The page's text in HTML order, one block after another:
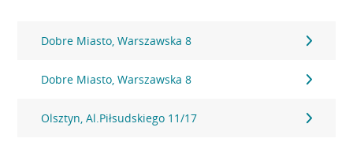
Dobre Miasto, Warszawska 8
Dobre Miasto, Warszawska 8
Olsztyn, Al.Piłsudskiego 11/17